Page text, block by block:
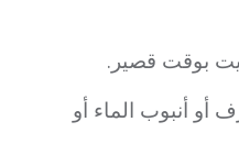
بوقت قصير.
أو أنبوب الماء أو